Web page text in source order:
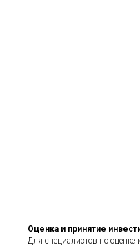
Оценка и принятие
Для специалистов по оценке